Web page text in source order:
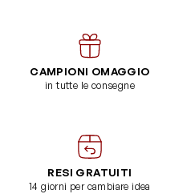
CAMPIONI OMAGGIO
in tutte le consegne
RESI GRATUITI
14 giorni per cambiare idea